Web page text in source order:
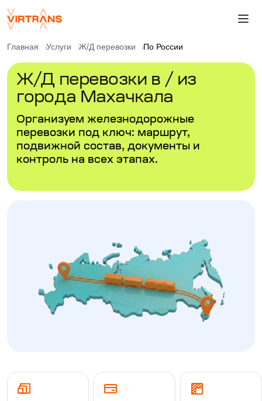
Главная Услуги Ж/Д перевозки По России
Ж/Д перевозки в / из
города Махачкала
Организуем железнодорожные
перевозки под ключ: маршрут,
подвижной состав, документы и
контроль на всех этапах.